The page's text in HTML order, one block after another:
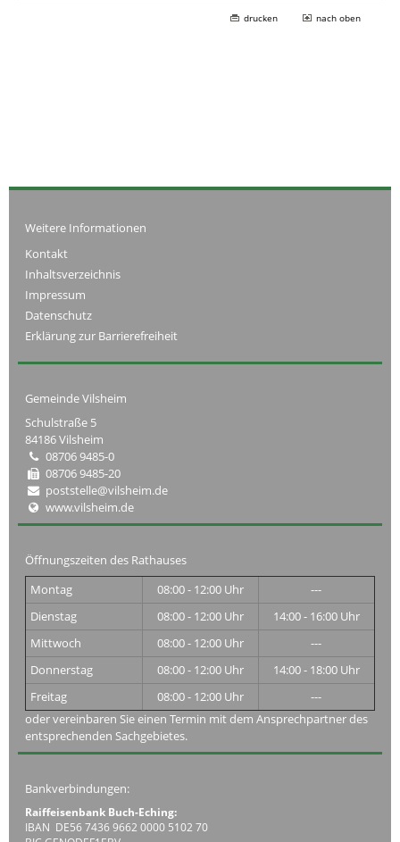
drucken nach oben
Weitere Informationen
Kontakt
Inhaltsverzeichnis
Impressum
Datenschutz
Erklärung zur Barrierefreiheit
Gemeinde Vilsheim
Schulstraße 5
84186 Vilsheim
08706 9485-0
08706 9485-20
poststelle@vilsheim.de
www.vilsheim.de
Öffnungszeiten des Rathauses
Montag
08:00 - 12:00 Uhr
---
Dienstag
08:00 - 12:00 Uhr
14:00 - 16:00 Uhr
Mittwoch
08:00 - 12:00 Uhr
---
Donnerstag
08:00 - 12:00 Uhr
14:00 - 18:00 Uhr
Freitag
08:00 - 12:00 Uhr
---
oder vereinbaren Sie einen Termin mit dem Ansprechpartner des
entsprechenden Sachgebietes.
Bankverbindungen:
Raiffeisenbank Buch-Eching:
IBAN DE56 7436 9662 0000 5102 70